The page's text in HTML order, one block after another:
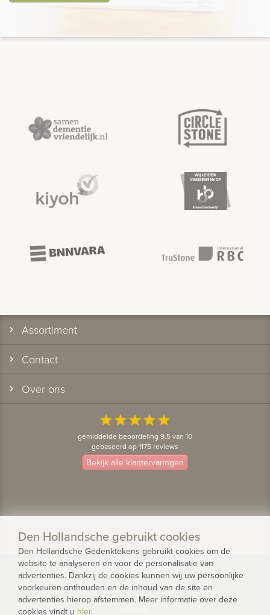
Assortiment
Contact
Over ons
starstarstarstarstar
gemiddelde beoordeling 9.5 van 10
gebaseerd op 1175 reviews
Bekijk alle klantervaringen
© 2026 - Den Hollandsche Gedenktekens
Privacy
Den Hollandsche gebruikt cookies
Den Hollandsche Gedenktekens gebruikt cookies om de
website te analyseren en voor de personalisatie van
advertenties. Dankzij de cookies kunnen wij uw persoonlijke
voorkeuren onthouden en de inhoud van de site en
advertenties hierop afstemmen. Meer informatie over deze
cookies vindt u hier.